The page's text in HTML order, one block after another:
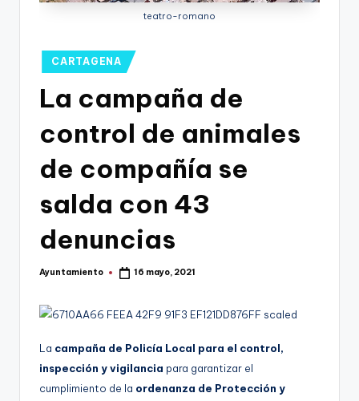
teatro-romano
Publicado
en
CARTAGENA
La campaña de
control de animales
de compañía se
salda con 43
denuncias
Publicado
Ayuntamiento 16 mayo, 2021
La campaña de Policía Local para el control,
inspección y vigilancia para garantizar el
cumplimiento de la ordenanza de Protección y